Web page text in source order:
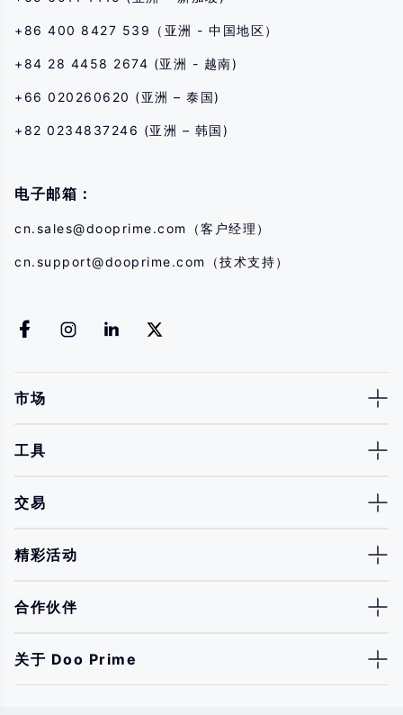
+86 400 8427 539（亚洲 - 中国地区）
+84 28 4458 2674 (亚洲 - 越南)
+66 020260620 (亚洲 – 泰国)
+82 0234837246 (亚洲 – 韩国)
电子邮箱：
cn.sales@dooprime.com （客户经理）
cn.support@dooprime.com （技术支持）
市场
工具
交易
精彩活动
合作伙伴
关于 Doo Prime